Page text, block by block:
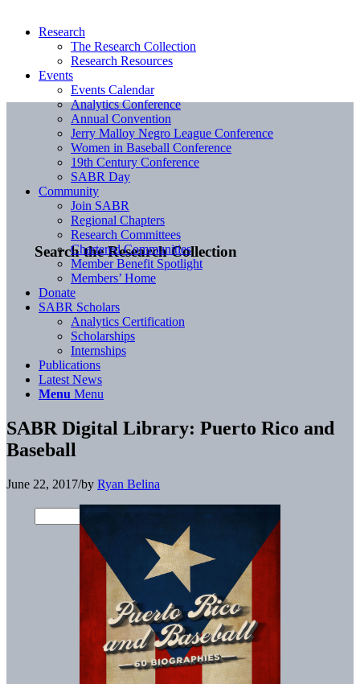
Search the Research Collection
Research
The Research Collection
Research Resources
Events
Events Calendar
Analytics Conference
Annual Convention
Jerry Malloy Negro League Conference
Women in Baseball Conference
19th Century Conference
SABR Day
Community
Join SABR
Regional Chapters
Research Committees
Chartered Communities
Member Benefit Spotlight
Members’ Home
Donate
SABR Scholars
Analytics Certification
Scholarships
Internships
Publications
Latest News
Menu Menu
SABR Digital Library: Puerto Rico and
Baseball
June 22, 2017/by Ryan Belina